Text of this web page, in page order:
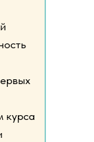
курса